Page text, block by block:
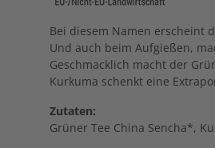
Bei diesem Namen erscheint
Und auch beim Aufgießen,
Geschmacklich macht der
Kurkuma schenkt eine
Zutaten:
Grüner Tee China Sencha*,